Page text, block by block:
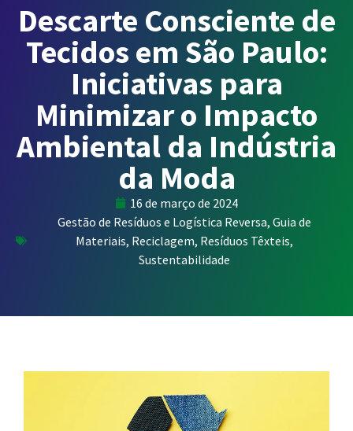
Descarte Consciente de
Tecidos em São Paulo:
Iniciativas para
Minimizar o Impacto
Ambiental da Indústria
da Moda
16 de março de 2024
Gestão de Resíduos e Logística Reversa, Guia de
Materiais, Reciclagem, Resíduos Têxteis,
Sustentabilidade